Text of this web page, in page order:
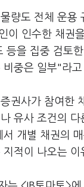
량도 전체 운용
이 인수한 채권
등을 집중 검토
중은 일부"라고
권사가 참여한
유사 조건의
서 개별 채권의
적이 나오는 이